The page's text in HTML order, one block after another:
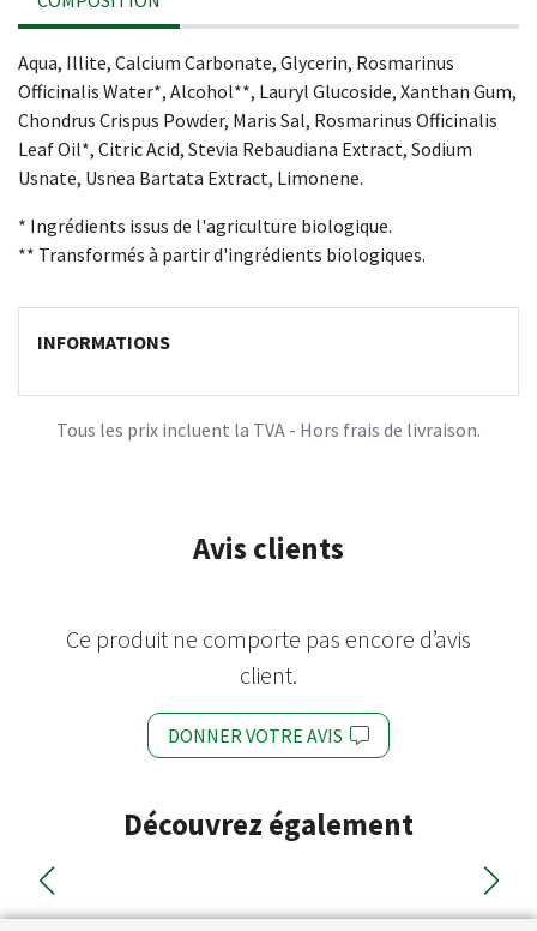
Aqua, Illite, Calcium Carbonate, Glycerin, Rosmarinus
Officinalis Water*, Alcohol**, Lauryl Glucoside, Xanthan Gum,
Chondrus Crispus Powder, Maris Sal, Rosmarinus Officinalis
Leaf Oil*, Citric Acid, Stevia Rebaudiana Extract, Sodium
Usnate, Usnea Bartata Extract, Limonene.
* Ingrédients issus de l'agriculture biologique.
** Transformés à partir d'ingrédients biologiques.
INFORMATIONS
Tous les prix incluent la TVA - Hors frais de livraison.
Avis clients
Ce produit ne comporte pas encore d’avis
client.
DONNER VOTRE AVIS
Découvrez également